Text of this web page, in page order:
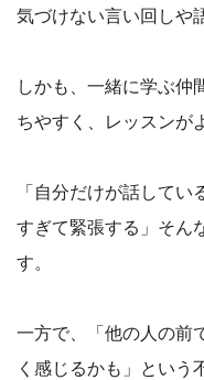
気づけない言い回しや
しかも、一緒に学ぶ仲
ちやすく、レッスンが
「自分だけが話して
すぎて緊張する」そん
す。
一方で、「他の人の前
く感じるかも」という